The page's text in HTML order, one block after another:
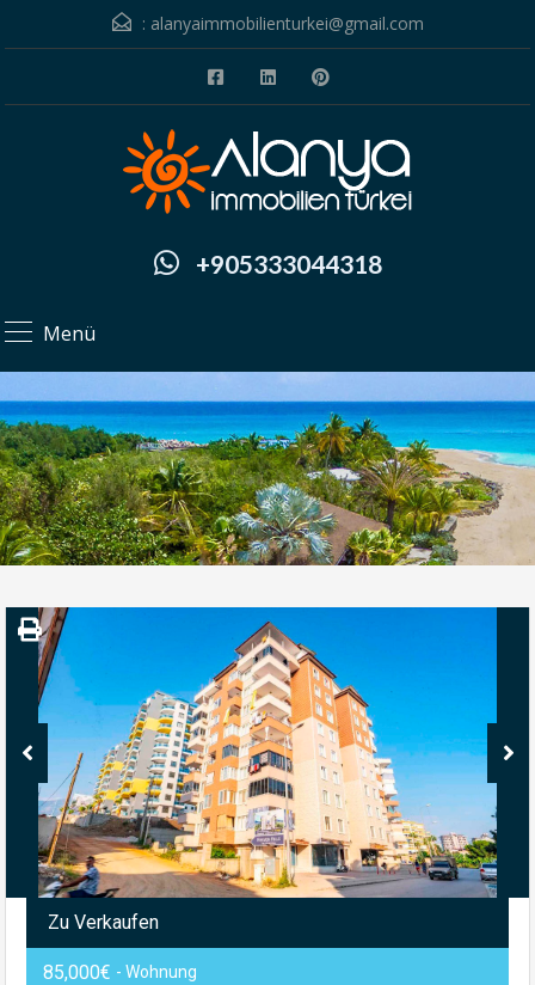
: alanyaimmobilienturkei@gmail.com
+905333044318
Menü
Zu Verkaufen
85,000€ - Wohnung